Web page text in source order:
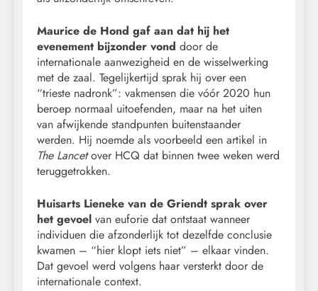
Maurice de Hond gaf aan dat hij het
evenement bijzonder vond door de
internationale aanwezigheid en de wisselwerking
met de zaal. Tegelijkertijd sprak hij over een
“trieste nadronk”: vakmensen die vóór 2020 hun
beroep normaal uitoefenden, maar na het uiten
van afwijkende standpunten buitenstaander
werden. Hij noemde als voorbeeld een artikel in
The Lancetover HCQ dat binnen twee weken werd
teruggetrokken.
Huisarts Lieneke van de Griendt sprak over
het gevoel van euforie dat ontstaat wanneer
individuen die afzonderlijk tot dezelfde conclusie
kwamen – “hier klopt iets niet” – elkaar vinden.
Dat gevoel werd volgens haar versterkt door de
internationale context.